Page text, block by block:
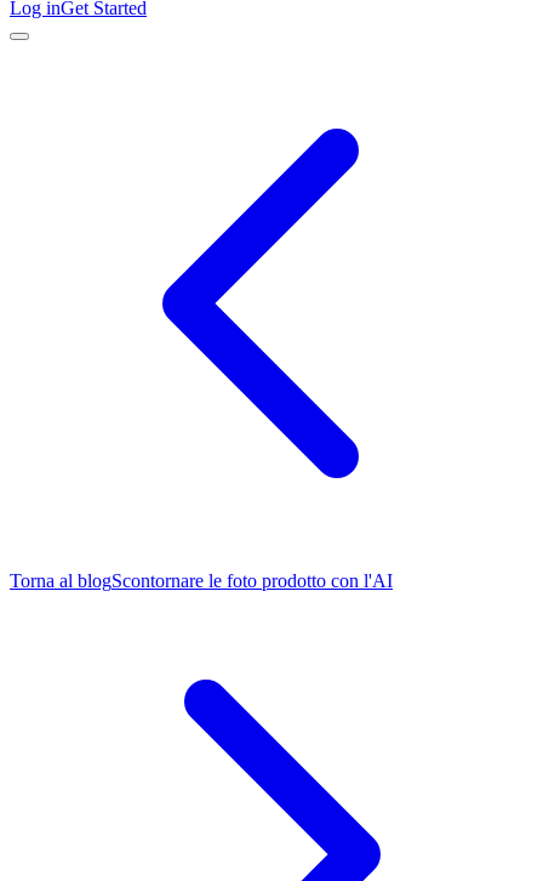
Log inGet Started
Torna al blogScontornare le foto prodotto con l'AI